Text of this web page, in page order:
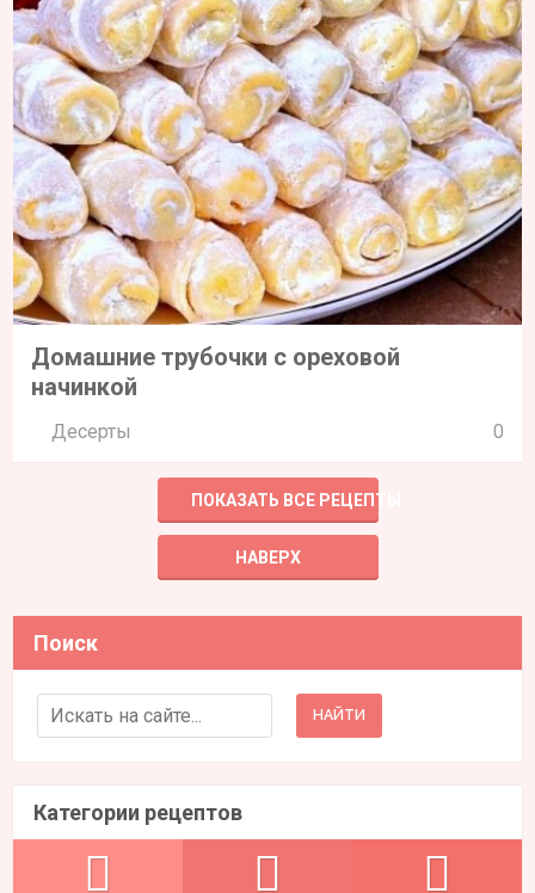
Домашние трубочки с ореховой
начинкой
Десерты 0
ПОКАЗАТЬ ВСЕ РЕЦЕПТЫ
НАВЕРХ
Поиск
Search for:
Категории рецептов